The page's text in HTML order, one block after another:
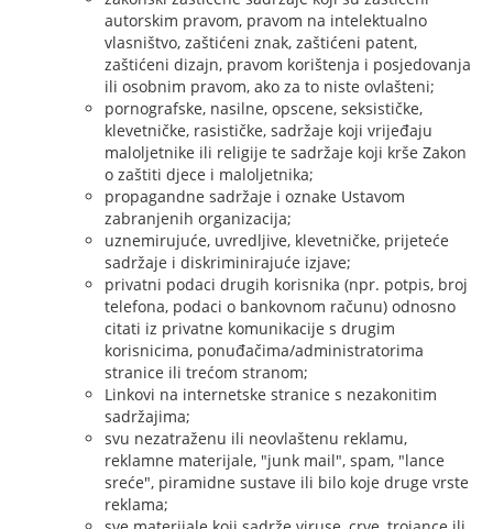
autorskim pravom, pravom na intelektualno
vlasništvo, zaštićeni znak, zaštićeni patent,
zaštićeni dizajn, pravom korištenja i posjedovanja
ili osobnim pravom, ako za to niste ovlašteni;
pornografske, nasilne, opscene, seksističke,
klevetničke, rasističke, sadržaje koji vrijeđaju
maloljetnike ili religije te sadržaje koji krše Zakon
o zaštiti djece i maloljetnika;
propagandne sadržaje i oznake Ustavom
zabranjenih organizacija;
uznemirujuće, uvredljive, klevetničke, prijeteće
sadržaje i diskriminirajuće izjave;
privatni podaci drugih korisnika (npr. potpis, broj
telefona, podaci o bankovnom računu) odnosno
citati iz privatne komunikacije s drugim
korisnicima, ponuđačima/administratorima
stranice ili trećom stranom;
Linkovi na internetske stranice s nezakonitim
sadržajima;
svu nezatraženu ili neovlaštenu reklamu,
reklamne materijale, "junk mail", spam, "lance
sreće", piramidne sustave ili bilo koje druge vrste
reklama;